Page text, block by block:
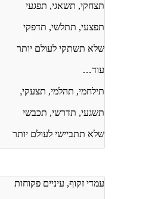
תצחקי, תשאגי, תפגעי
תפצעי, תתלשי, תדפקי
שלא תשתקי לעולם יותר
עוד…
תילחמי, תהלמי, תצעקי,
תשגעי, תדרשי, תכבשי
שלא תתביישי לעולם יותר
עמדי זקוף, עיניים פקוחות